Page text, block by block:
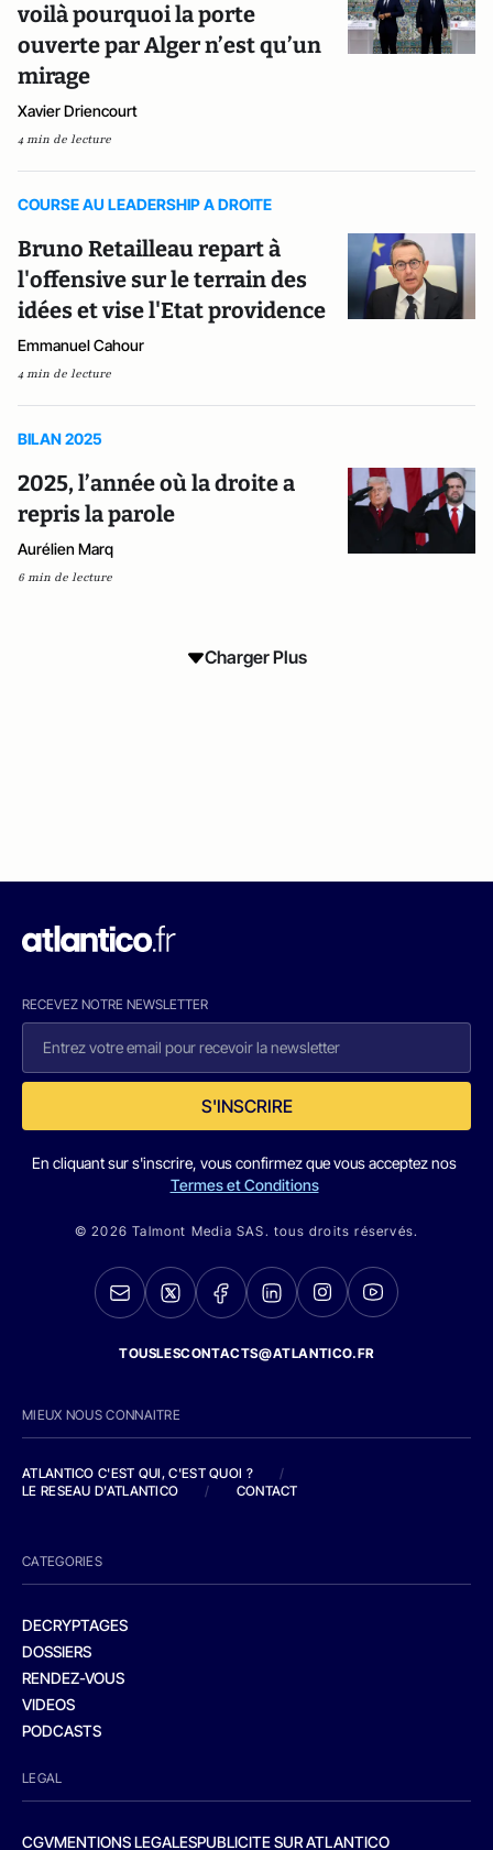
voilà pourquoi la porte
ouverte par Alger n’est qu’un
mirage
Xavier Driencourt
4 min de lecture
COURSE AU LEADERSHIP A DROITE
Bruno Retailleau repart à
l'offensive sur le terrain des
idées et vise l'Etat providence
Emmanuel Cahour
4 min de lecture
BILAN 2025
2025, l’année où la droite a
repris la parole
Aurélien Marq
6 min de lecture
Charger Plus
RECEVEZ NOTRE NEWSLETTER
S'INSCRIRE
En cliquant sur s'inscrire, vous confirmez que vous acceptez nos
Termes et Conditions
© 2026 Talmont Media SAS. tous droits réservés.
TOUSLESCONTACTS@ATLANTICO.FR
MIEUX NOUS CONNAITRE
ATLANTICO C'EST QUI, C'EST QUOI ?
/
LE RESEAU D'ATLANTICO
/ CONTACT
CATEGORIES
DECRYPTAGES
DOSSIERS
RENDEZ-VOUS
VIDEOS
PODCASTS
LEGAL
CGVMENTIONS LEGALESPUBLICITE SUR ATLANTICO